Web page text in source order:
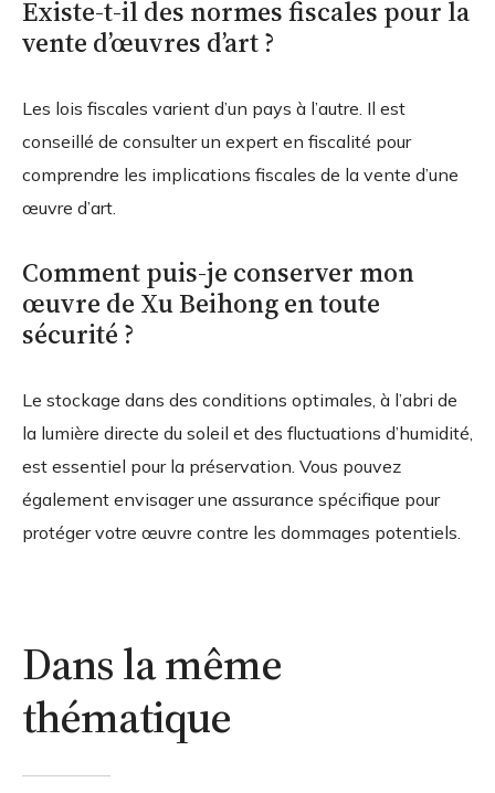
Existe-t-il des normes fiscales pour la
vente d’œuvres d’art ?
Les lois fiscales varient d’un pays à l’autre. Il est
conseillé de consulter un expert en fiscalité pour
comprendre les implications fiscales de la vente d’une
œuvre d’art.
Comment puis-je conserver mon
œuvre de Xu Beihong en toute
sécurité ?
Le stockage dans des conditions optimales, à l’abri de
la lumière directe du soleil et des fluctuations d’humidité,
est essentiel pour la préservation. Vous pouvez
également envisager une assurance spécifique pour
protéger votre œuvre contre les dommages potentiels.
Dans la même
thématique